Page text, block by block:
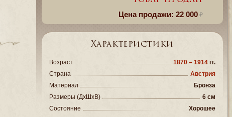
Цена продажи: 22 000
Характеристики
Возраст 1870 – 1914 гг.
Страна
Австрия
Материал
Бронза
Размеры (ДxШxВ)
6 см
Состояние
Хорошее